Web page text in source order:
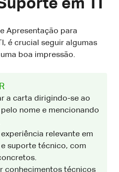
em TI
Apresentação para
é crucial seguir algumas
boa impressão.
a carta dirigindo-se ao
nome e mencionando
relevante em
suporte técnico, com
conhecimentos técnicos